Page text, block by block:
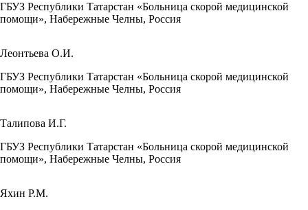
ГБУЗ Республики Татарстан «Больница скорой медицинской
помощи», Набережные Челны, Россия
Леонтьева О.И.
ГБУЗ Республики Татарстан «Больница скорой медицинской
помощи», Набережные Челны, Россия
Талипова И.Г.
ГБУЗ Республики Татарстан «Больница скорой медицинской
помощи», Набережные Челны, Россия
Яхин Р.М.